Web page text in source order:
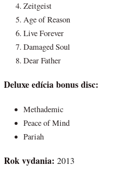
Zeitgeist
Age of Reason
Live Forever
Damaged Soul
Dear Father
Deluxe edícia bonus disc:
Methademic
Peace of Mind
Pariah
Rok vydania: 2013